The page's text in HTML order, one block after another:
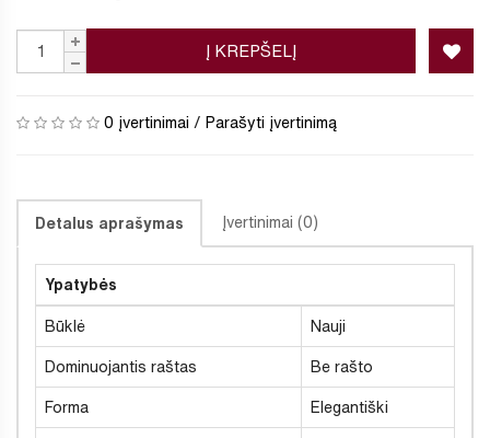
Į KREPŠELĮ
0 įvertinimai / Parašyti įvertinimą
Detalus aprašymas Įvertinimai (0)
Ypatybės
Būklė Nauji
Dominuojantis raštas Be rašto
Forma Elegantiški